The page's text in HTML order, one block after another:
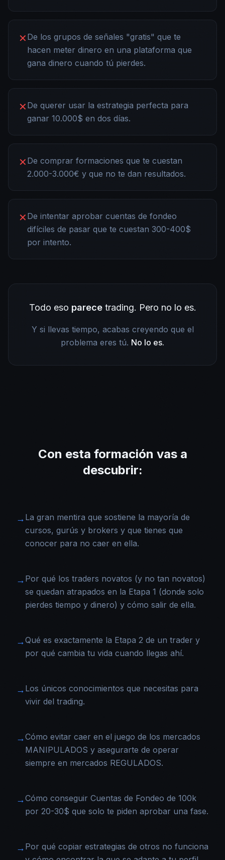
✕ De los grupos de señales "gratis" que te
hacen meter dinero en una plataforma que
gana dinero cuando tú pierdes.
✕ De querer usar la estrategia perfecta para
ganar 10.000$ en dos días.
✕ De comprar formaciones que te cuestan
2.000-3.000€ y que no te dan resultados.
✕ De intentar aprobar cuentas de fondeo
difíciles de pasar que te cuestan 300-400$
por intento.
Todo eso parecetrading. Pero no lo es.
Y si llevas tiempo, acabas creyendo que el
problema eres tú. No lo es.
Con esta formación vas a
descubrir:
→ La gran mentira que sostiene la mayoría de
cursos, gurús y brokers y que tienes que
conocer para no caer en ella.
→ Por qué los traders novatos (y no tan novatos)
se quedan atrapados en la Etapa 1 (donde solo
pierdes tiempo y dinero) y cómo salir de ella.
→Qué es exactamente la Etapa 2 de un trader y
por qué cambia tu vida cuando llegas ahí.
→ Los únicos conocimientos que necesitas para
vivir del trading.
→Cómo evitar caer en el juego de los mercados
MANIPULADOS y asegurarte de operar
siempre en mercados REGULADOS.
→Cómo conseguir Cuentas de Fondeo de 100k
por 20-30$ que solo te piden aprobar una fase.
→ Por qué copiar estrategias de otros no funciona